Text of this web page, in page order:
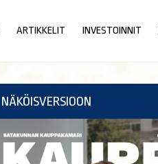
ARTIKKELIT INVESTOINNIT
NÄKÖISVERSIOON